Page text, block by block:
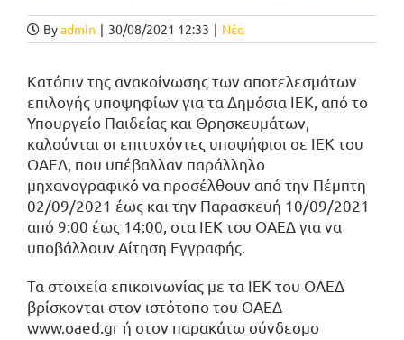
Byadmin | 30/08/2021 12:33 | Νέα
Κατόπιν της ανακοίνωσης των αποτελεσμάτων
επιλογής υποψηφίων για τα Δημόσια ΙΕΚ, από το
Υπουργείο Παιδείας και Θρησκευμάτων,
καλούνται οι επιτυχόντες υποψήφιοι σε ΙΕΚ του
ΟΑΕΔ, που υπέβαλλαν παράλληλο
μηχανογραφικό να προσέλθουν από την Πέμπτη
02/09/2021 έως και την Παρασκευή 10/09/2021
από 9:00 έως 14:00, στα ΙΕΚ του ΟΑΕΔ για να
υποβάλλουν Αίτηση Εγγραφής.
Τα στοιχεία επικοινωνίας με τα ΙΕΚ του ΟΑΕΔ
βρίσκονται στον ιστότοπο του ΟΑΕΔ
www.oaed.gr ή στον παρακάτω σύνδεσμο